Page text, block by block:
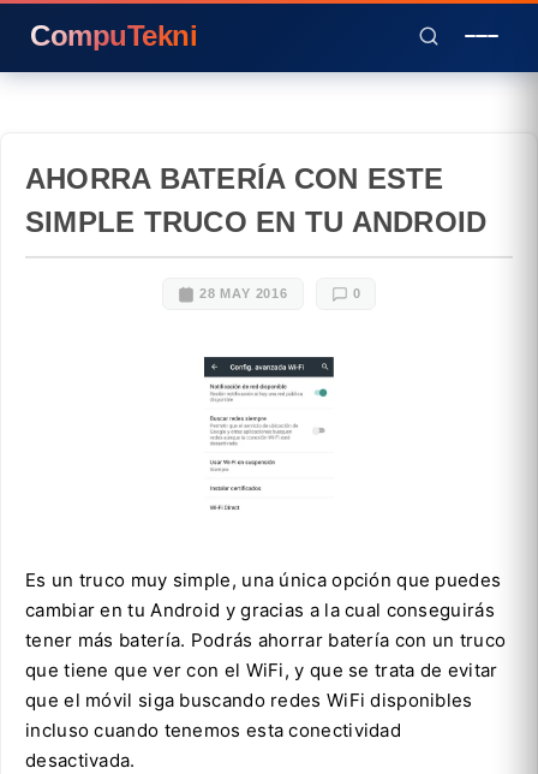
CompuTekni
AHORRA BATERÍA CON ESTE
SIMPLE TRUCO EN TU ANDROID
28 MAY 2016 0
Es un truco muy simple, una única opción que puedes
cambiar en tu Android y gracias a la cual conseguirás
tener más batería. Podrás ahorrar batería con un truco
que tiene que ver con el WiFi, y que se trata de evitar
que el móvil siga buscando redes WiFi disponibles
incluso cuando tenemos esta conectividad
desactivada.